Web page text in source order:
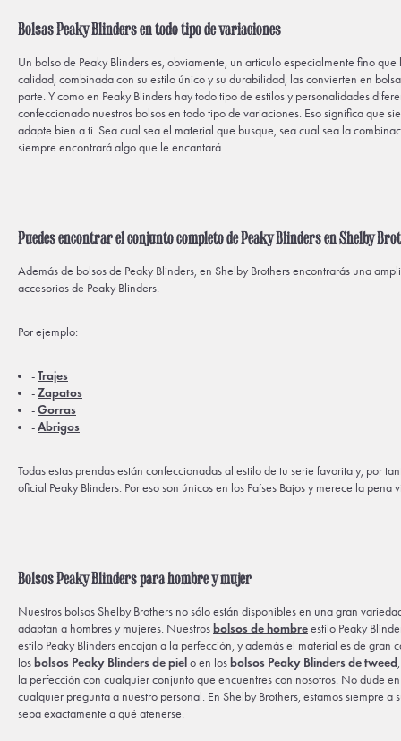
Bolsas Peaky Blinders en todo tipo de variaciones
Un bolso de Peaky Blinders es, obviamente, un artículo especialmente fino
calidad, combinada con su estilo único y su durabilidad, las convierten en
parte. Y como en Peaky Blinders hay todo tipo de estilos y personalidades
confeccionado nuestros bolsos en todo tipo de variaciones. Eso significa que
adapte bien a ti. Sea cual sea el material que busque, sea cual sea la
siempre encontrará algo que le encantará.
Puedes encontrar el conjunto completo de Peaky Blinders en Shelby
Además de bolsos de Peaky Blinders, en Shelby Brothers encontrarás una
accesorios de Peaky Blinders.
Por ejemplo:
-Trajes
-Zapatos
-Gorras
-Abrigos
Todas estas prendas están confeccionadas al estilo de tu serie favorita y, por
oficial Peaky Blinders. Por eso son únicos en los Países Bajos y merece la pena
Bolsos Peaky Blinders para hombre y mujer
Nuestros bolsos Shelby Brothers no sólo están disponibles en una gran
adaptan a hombres y mujeres. Nuestros bolsos de hombreestilo Peaky
estilo Peaky Blinders encajan a la perfección, y además el material es de gran
los bolsos Peaky Blinders de piel o en los bolsos Peaky Blinders de tweed
la perfección con cualquier conjunto que encuentres con nosotros. No dude
cualquier pregunta a nuestro personal. En Shelby Brothers, estamos siempre a
sepa exactamente a qué atenerse.